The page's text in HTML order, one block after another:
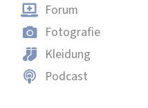
Forum
Fotografie
Kleidung
Podcast